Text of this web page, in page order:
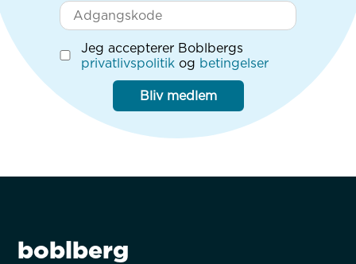
Jeg accepterer Boblbergs
privatlivspolitik og betingelser
Bliv medlem
boblberg